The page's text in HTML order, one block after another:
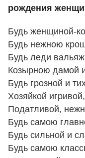
рождения
Будь женщиной-
Будь нежною
Будь леди
Козырною дамой
Будь грозной и
Хозяйкой
Податливой,
Будь самою
Будь сильной и
Будь самою